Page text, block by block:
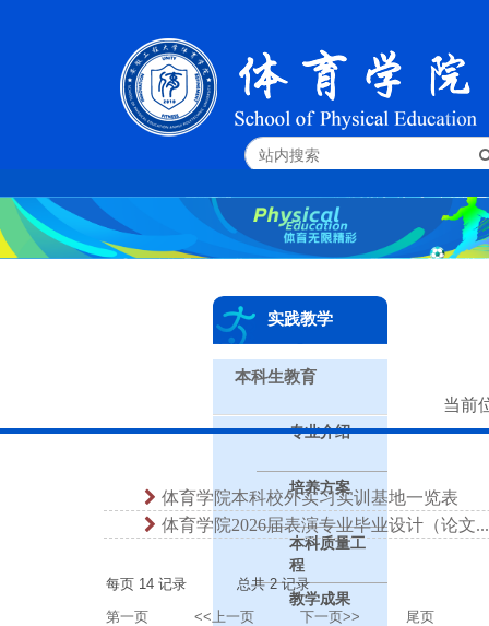
实践教学
本科生教育
专业介绍
培养方案
本科质量工
程
教学成果
当前
体育学院本科校外实习实训基地一览表
体育学院2026届表演专业毕业设计（论文...
每页 14 记录 总共2记录
第一页
<<上一页 下一页>>
尾页